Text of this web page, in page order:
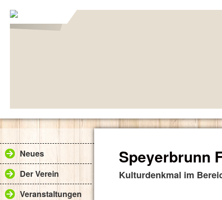
Neues
Der Verein
Veranstaltungen
Speyerbrunn
Kulturdenkmal im